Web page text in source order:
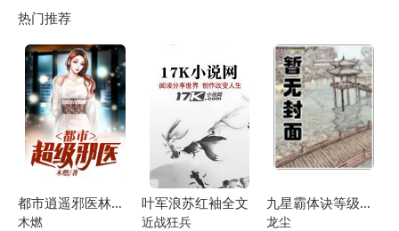
第62章 折纸
第63章 想出宫
第64章 朱厚照的办法
第65章 出宫前的准备
第66章 机会来了
热门推荐
都市逍遥邪医林辰苏夕然
木燃
叶军浪苏红袖全文
近战狂兵
九星霸体诀等级说明
龙尘